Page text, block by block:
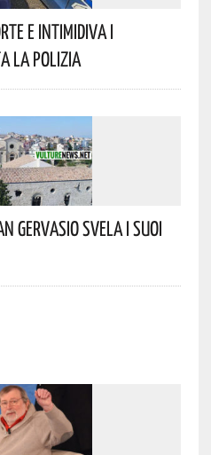
E Intimidiva I
La Polizia
Gervasio Svela I Suoi